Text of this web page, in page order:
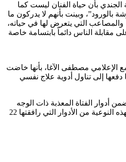
بأن حياة الفنان ليست كما
بالورود”، وبينت بأنهم لا يدركون ما
التي يتعرض لها في حياته،
الناس دائماً بابتسامة خاصة
الإعلامي مصطفى الآغا، بأنها خاضت
دفعها إلى تناول أدوية علاج نفسي
أدوار الفتاة المعذبة ذات الوجه
البريء، معتبرةً أنها وضعت بهذه النوعية من الأدوار التي رافقتها 22